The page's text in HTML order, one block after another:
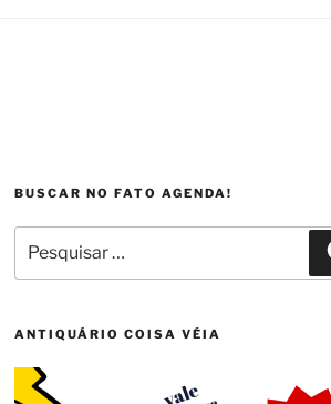
BUSCAR NO FATO AGENDA!
por:
ANTIQUÁRIO COISA VÉIA